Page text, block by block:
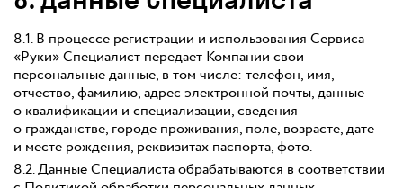
8.1. В процессе регистрации и использования Сервиса
«Руки» Специалист передает Компании свои
персональные данные, в том числе: телефон, имя,
отчество, фамилию, адрес электронной почты, данные
о квалификации и специализации, сведения
о гражданстве, городе проживания, поле, возрасте, дате
и месте рождения, реквизитах паспорта, фото.
8.2. Данные Специалиста обрабатываются в соответствии